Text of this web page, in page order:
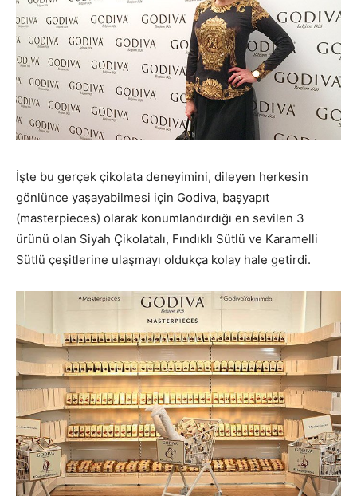
İşte bu gerçek çikolata deneyimini, dileyen herkesin
gönlünce yaşayabilmesi için Godiva, başyapıt
(masterpieces) olarak konumlandırdığı en sevilen 3
ürünü olan Siyah Çikolatalı, Fındıklı Sütlü ve Karamelli
Sütlü çeşitlerine ulaşmayı oldukça kolay hale getirdi.